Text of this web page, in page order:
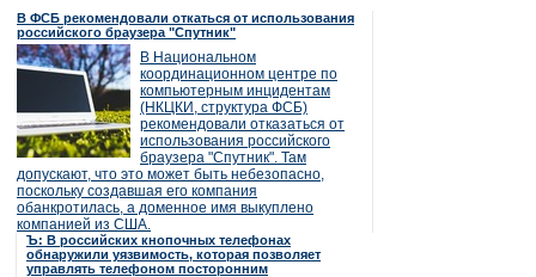
В ФСБ рекомендовали откаться от использования
российского браузера "Спутник"
В Национальном
координационном центре по
компьютерным инцидентам
(НКЦКИ, структура ФСБ)
рекомендовали отказаться от
использования российского
браузера "Спутник". Там
допускают, что это может быть небезопасно,
поскольку создавшая его компания
обанкротилась, а доменное имя выкуплено
компанией из США.
Ъ: В российских кнопочных телефонах
обнаружили уязвимость, которая позволяет
управлять телефоном посторонним